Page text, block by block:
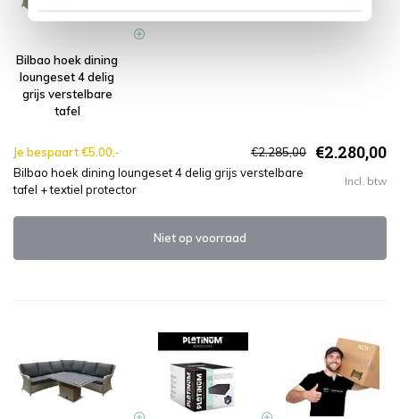
Bilbao hoek dining
loungeset 4 delig
grijs verstelbare
tafel
Je bespaart €5.00,- €2.285,00 €2.280,00
Bilbao hoek dining loungeset 4 delig grijs verstelbare
tafel + textiel protector
Incl. btw
Niet op voorraad